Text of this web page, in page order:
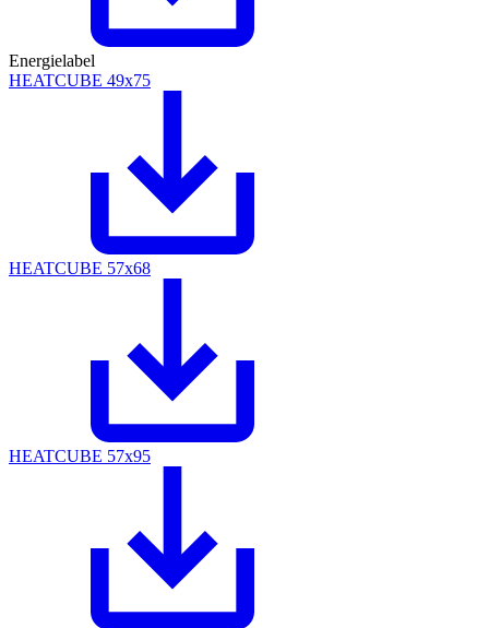
Energielabel
HEATCUBE 49x75
HEATCUBE 57x68
HEATCUBE 57x95